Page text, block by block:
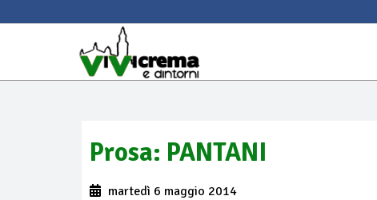
Prosa: PANTANI
martedì 6 maggio 2014